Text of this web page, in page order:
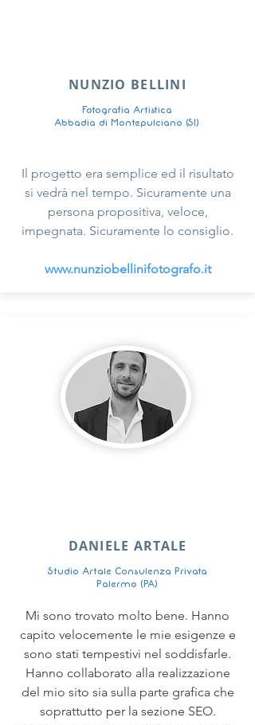
NUNZIO BELLINI
Fotografia Artistica
Abbadia di Montepulciano (SI)
Il progetto era semplice ed il risultato
si vedrà nel tempo. Sicuramente una
persona propositiva, veloce,
impegnata. Sicuramente lo consiglio.
www.nunziobellinifotografo.it
DANIELE ARTALE
Studio Artale Consulenza Privata
Palermo (PA)
Mi sono trovato molto bene. Hanno
capito velocemente le mie esigenze e
sono stati tempestivi nel soddisfarle.
Hanno collaborato alla realizzazione
del mio sito sia sulla parte grafica che
soprattutto per la sezione SEO.